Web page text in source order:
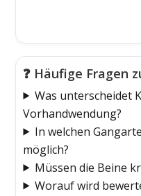
❓ Häufige Fragen
Was unterscheidet
Vorhandwendung?
In welchen
möglich?
Müssen die Beine
Worauf wird